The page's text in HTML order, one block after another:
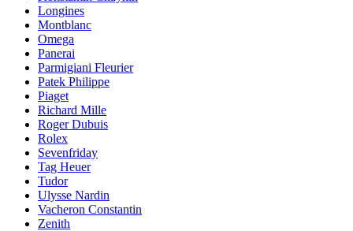
Longines
Montblanc
Omega
Panerai
Parmigiani Fleurier
Patek Philippe
Piaget
Richard Mille
Roger Dubuis
Rolex
Sevenfriday
Tag Heuer
Tudor
Ulysse Nardin
Vacheron Constantin
Zenith